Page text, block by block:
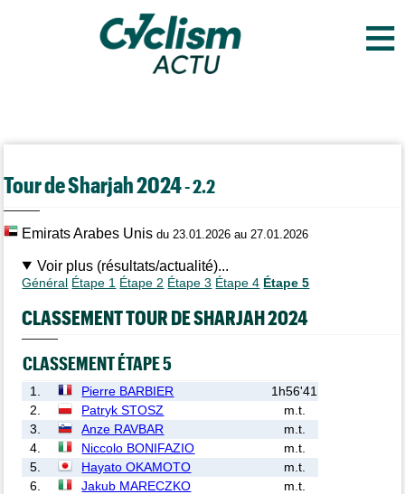
≡
Tour de Sharjah 2024- 2.2
Emirats Arabes Unisdu 23.01.2026 au 27.01.2026
Voir plus (résultats/actualité)...
Général Étape 1 Étape 2 Étape 3 Étape 4 Étape 5
CLASSEMENT TOUR DE SHARJAH 2024
CLASSEMENT ÉTAPE 5
1. Pierre BARBIER
1h56'41
2.
Patryk STOSZ
m.t.
3.
Anze RAVBAR
m.t.
4.
Niccolo BONIFAZIO
m.t.
5.
Hayato OKAMOTO
m.t.
6.
Jakub MARECZKO
m.t.